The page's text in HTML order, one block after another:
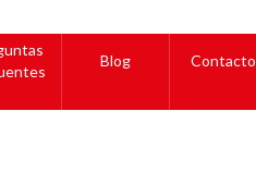
Blog Contacto